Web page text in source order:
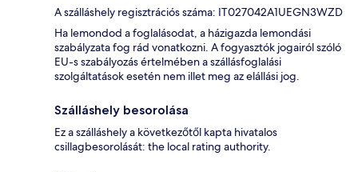
A szálláshely regisztrációs száma: IT027042A1UEGN3WZD
Ha lemondod a foglalásodat, a házigazda lemondási
szabályzata fog rád vonatkozni. A fogyasztók jogairól szóló
EU-s szabályozás értelmében a szállásfoglalási
szolgáltatások esetén nem illet meg az elállási jog.
Szálláshely besorolása
Ez a szálláshely a következőtől kapta hivatalos
csillagbesorolását: the local rating authority.